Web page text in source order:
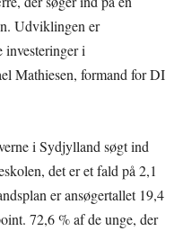
Udviklingen er
investeringer i
Mathiesen, formand for DI
i Sydjylland søgt ind
det er et fald på 2,1
er ansøgertallet 19,4
72,6 % af de unge, der